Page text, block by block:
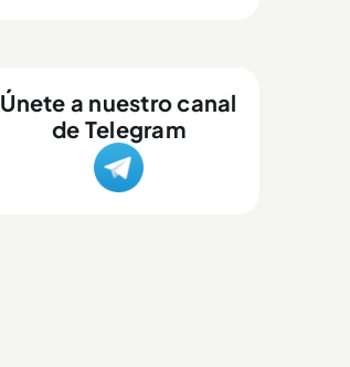
Únete a nuestro canal
de Telegram